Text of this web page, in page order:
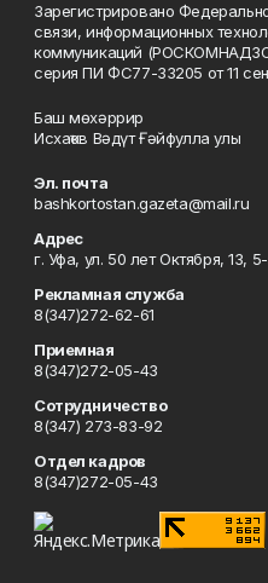
Зарегистрировано
связи, информационных
коммуникаций
серия ПИ ФС77-33205 от 11
Баш мөхәррир
Исхаҡов Вәдүт Ғәйфулла улы
Эл. почта
bashkortostan.gazeta@mail.ru
Адрес
г. Уфа, ул. 50 лет Октября, 13,
Рекламная служба
8(347)272-62-61
Приемная
8(347)272-05-43
Сотрудничество
8(347) 273-83-92
Отдел кадров
8(347)272-05-43